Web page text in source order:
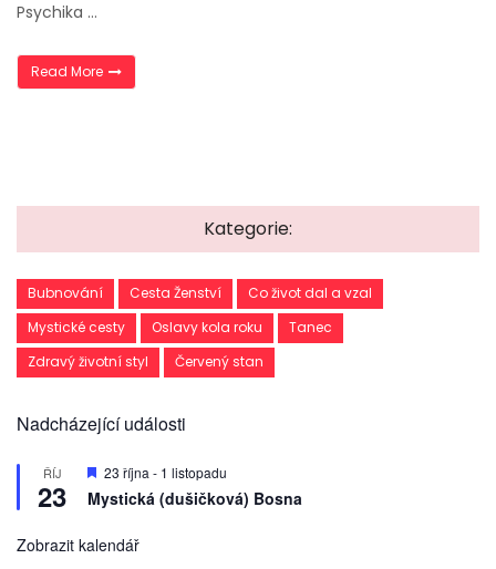
Psychika …
Read More„Rituál jarní rovnodennosti + propojení s živly a matkou
Kategorie:
Bubnování Cesta Ženství
Co život dal a vzal
Mystické cesty
Oslavy kola roku
Tanec
Zdravý životní styl
Červený stan
Nadcházející události
ŘÍJ
23
D
p
r
23 října - 1 listopadu
Mystická (dušičková) Bosna
Zobrazit kalendář